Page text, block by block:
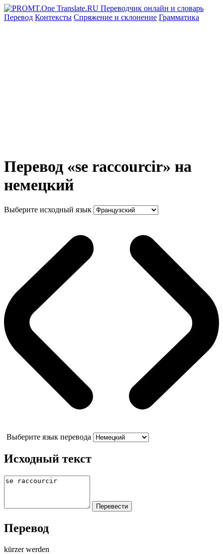
Перевод Контексты Спряжение и склонение Грамматика
Перевод «se raccourcir» на
немецкий
Выберите исходный язык
Выберите язык перевода
Исходный текст
Перевод
kürzer werden